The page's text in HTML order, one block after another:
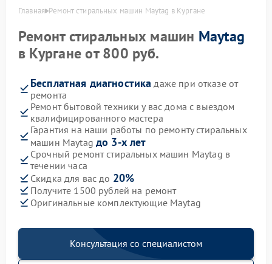
Главная Ремонт стиральных машин Maytag в Кургане
Ремонт стиральных машин Maytag
в Кургане от 800 руб.
Бесплатная диагностика даже при отказе от
ремонта
Ремонт бытовой техники у вас дома с выездом
квалифицированного мастера
Гарантия на наши работы по ремонту стиральных
машин Maytag до 3-х лет
Срочный ремонт стиральных машин Maytag в
течении часа
Скидка для вас до 20%
Получите 1500 рублей на ремонт
Оригинальные комплектующие Maytag
Консультация со специалистом